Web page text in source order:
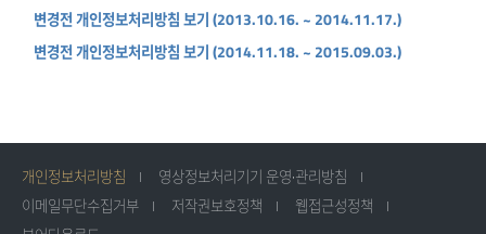
변경전 개인정보처리방침 보기 (2013.10.16. ~ 2014.11.17.)
변경전 개인정보처리방침 보기 (2014.11.18. ~ 2015.09.03.)
개인정보처리방침
영상정보처리기기 운영·관리방침
이메일무단수집거부
저작권보호정책
웹접근성정책